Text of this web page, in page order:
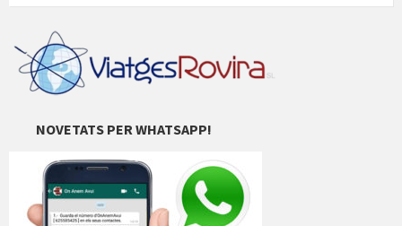
NOVETATS PER WHATSAPP!